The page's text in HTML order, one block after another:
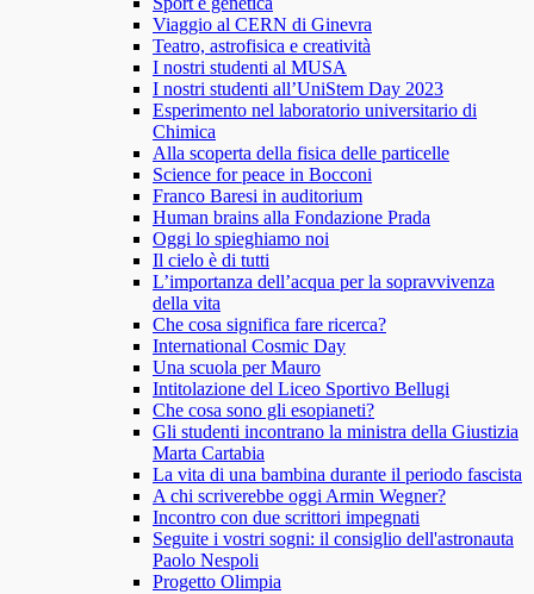
Viaggio al CERN di Ginevra
Teatro, astrofisica e creatività
I nostri studenti al MUSA
I nostri studenti all’UniStem Day 2023
Esperimento nel laboratorio universitario di
Chimica
Alla scoperta della fisica delle particelle
Science for peace in Bocconi
Franco Baresi in auditorium
Human brains alla Fondazione Prada
Oggi lo spieghiamo noi
Il cielo è di tutti
L’importanza dell’acqua per la sopravvivenza
della vita
Che cosa significa fare ricerca?
International Cosmic Day
Una scuola per Mauro
Intitolazione del Liceo Sportivo Bellugi
Che cosa sono gli esopianeti?
Gli studenti incontrano la ministra della Giustizia
Marta Cartabia
La vita di una bambina durante il periodo fascista
A chi scriverebbe oggi Armin Wegner?
Incontro con due scrittori impegnati
Seguite i vostri sogni: il consiglio dell'astronauta
Paolo Nespoli
Progetto Olimpia